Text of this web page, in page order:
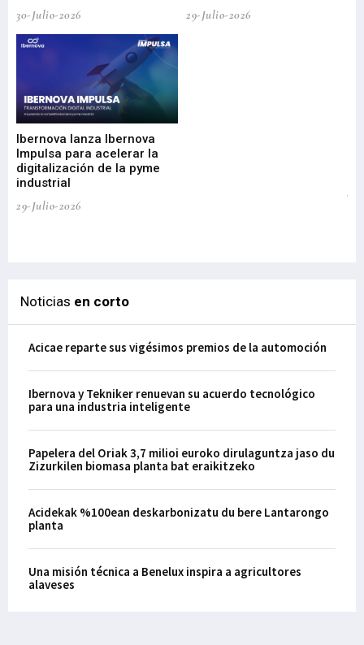
30-Julio-2026
29-Julio-2026
Ibernova lanza Ibernova
Impulsa para acelerar la
digitalización de la pyme
industrial
29-Julio-2026
Noticias en corto
Acicae reparte sus vigésimos premios de la automoción
Ibernova y Tekniker renuevan su acuerdo tecnológico
para una industria inteligente
Papelera del Oriak 3,7 milioi euroko dirulaguntza jaso du
Zizurkilen biomasa planta bat eraikitzeko
Acidekak %100ean deskarbonizatu du bere Lantarongo
planta
Una misión técnica a Benelux inspira a agricultores
alaveses